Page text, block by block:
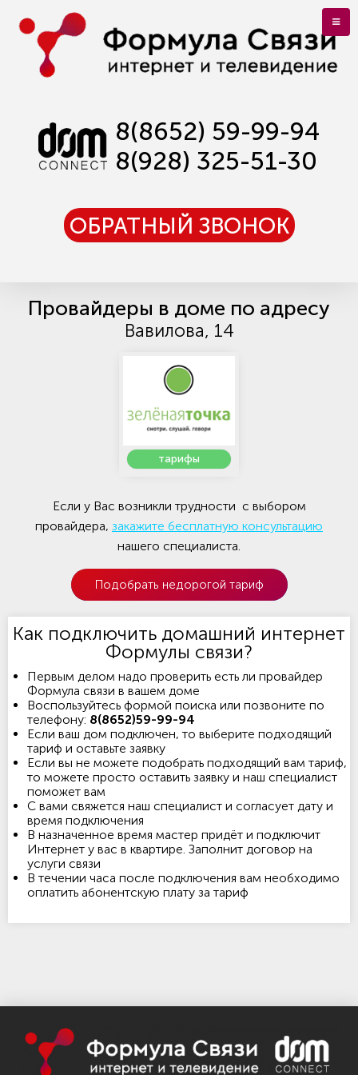
8(8652) 59-99-94
8(928) 325-51-30
ОБРАТНЫЙ ЗВОНОК
Провайдеры в доме по адресу
Вавилова, 14
тарифы
Если у Вас возникли трудности с выбором
провайдера, закажите бесплатную консультацию
нашего специалиста.
Подобрать недорогой тариф
Как подключить домашний интернет
Формулы связи?
Первым делом надо проверить есть ли провайдер
Формула связи в вашем доме
Воспользуйтесь формой поиска или позвоните по
телефону: 8(8652)59-99-94
Если ваш дом подключен, то выберите подходящий
тариф и оставьте заявку
Если вы не можете подобрать подходящий вам тариф,
то можете просто оставить заявку и наш специалист
поможет вам
С вами свяжется наш специалист и согласует дату и
время подключения
В назначенное время мастер придёт и подключит
Интернет у вас в квартире. Заполнит договор на
услуги связи
В течении часа после подключения вам необходимо
оплатить абонентскую плату за тариф